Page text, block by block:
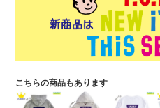
こちらの商品もあります